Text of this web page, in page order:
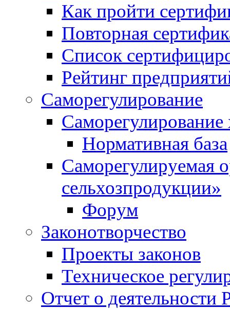
Как пройти
Повторная
Список
Рейтинг
Саморегулирование
Саморегулирование
Нормативная база
Саморегулируемая
сельхозпродукции»
Форум
Законотворчество
Проекты законов
Техническое
Отчет о деятельности